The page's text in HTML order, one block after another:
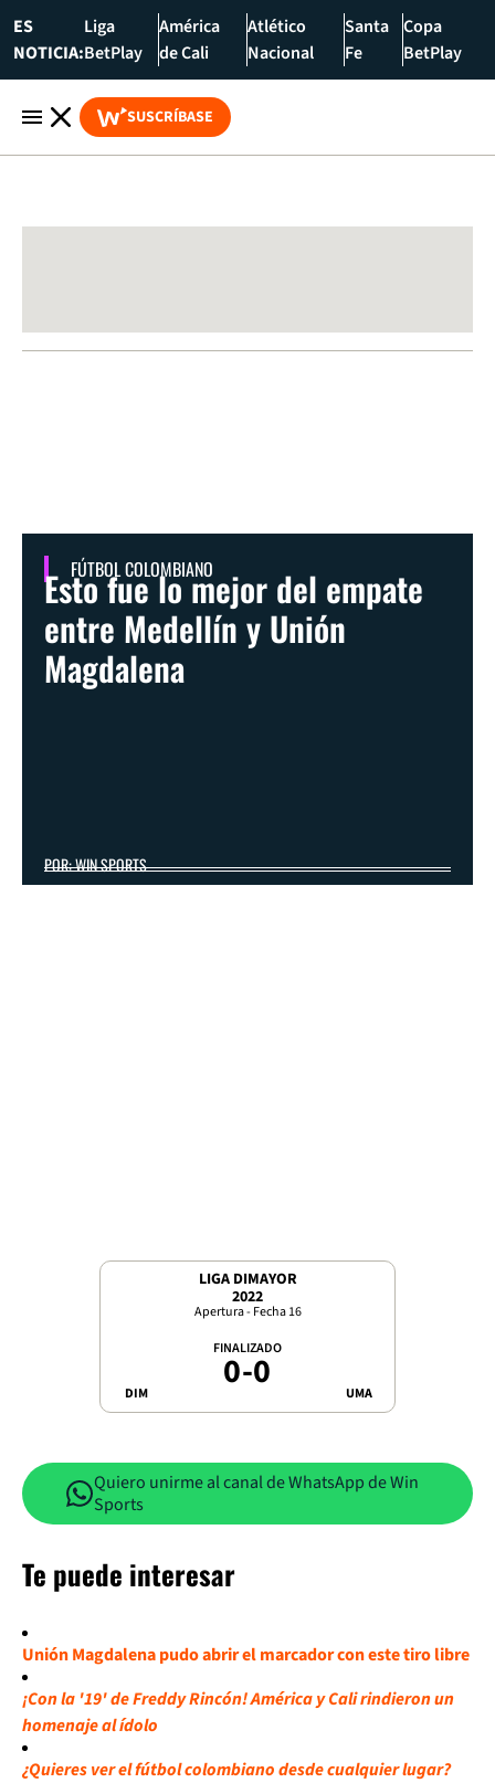
ES
NOTICIA:
Liga
BetPlay
América
de Cali
Atlético
Nacional
Santa
Fe
Copa
BetPlay
SUSCRÍBASE
FÚTBOL COLOMBIANO
Esto fue lo mejor del empate
entre Medellín y Unión
Magdalena
POR: WIN SPORTS
LIGA DIMAYOR
2022
Apertura - Fecha 16
DIM
FINALIZADO
0-0 UMA
Quiero unirme al canal de WhatsApp de Win
Sports
Te puede interesar
Unión Magdalena pudo abrir el marcador con este tiro libre
¡Con la '19' de Freddy Rincón! América y Cali rindieron un
homenaje al ídolo
¿Quieres ver el fútbol colombiano desde cualquier lugar?